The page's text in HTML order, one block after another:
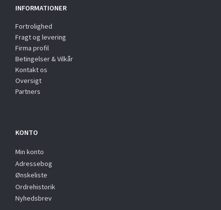
INFORMATIONER
Fortrolighed
Fragt og levering
Firma profil
Betingelser & Vilkår
Kontakt os
Oversigt
Partners
KONTO
Min konto
Adressebog
Ønskeliste
Ordrehistorik
Nyhedsbrev